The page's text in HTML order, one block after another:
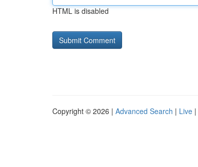
HTML is disabled
Copyright © 2026 | Advanced Search | Live |